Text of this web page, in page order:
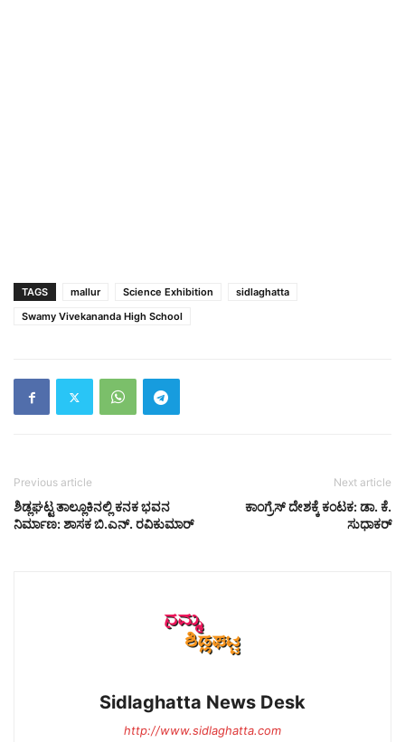
TAGS mallur Science Exhibition
sidlaghatta
Swamy Vivekananda High School
Previous article
ಶಿಡ್ಲಘಟ್ಟ ತಾಲ್ಲೂಕಿನಲ್ಲಿ ಕನಕ ಭವನ
ನಿರ್ಮಾಣ: ಶಾಸಕ ಬಿ.ಎನ್. ರವಿಕುಮಾರ್
Next article
ಕಾಂಗ್ರೆಸ್ ದೇಶಕ್ಕೆ ಕಂಟಕ: ಡಾ. ಕೆ.
ಸುಧಾಕರ್
Sidlaghatta News Desk
http://www.sidlaghatta.com